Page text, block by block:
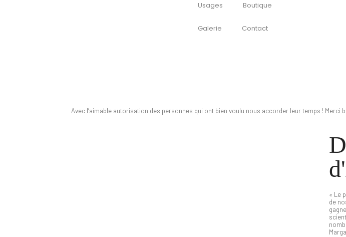
Usages Boutique
Galerie Contact
Avec l’aimable autorisation des personnes qui ont bien voulu nous accorder leur temps ! Merci
« Le
de